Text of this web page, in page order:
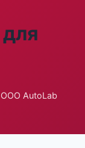
ООО AutoLab